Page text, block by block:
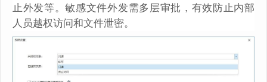
止外发等。敏感文件外发需多层审批，有效防止内部
人员越权访问和文件泄密。